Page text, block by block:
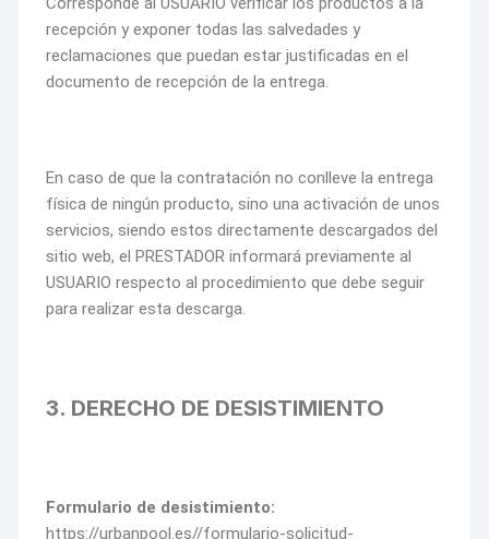
recepción y exponer todas las salvedades y
reclamaciones que puedan estar justificadas en el
documento de recepción de la entrega.
En caso de que la contratación no conlleve la entrega
física de ningún producto, sino una activación de unos
servicios, siendo estos directamente descargados del
sitio web, el PRESTADOR informará previamente al
USUARIO respecto al procedimiento que debe seguir
para realizar esta descarga.
3. DERECHO DE DESISTIMIENTO
Formulario de desistimiento:
https://urbanpool.es//formulario-solicitud-